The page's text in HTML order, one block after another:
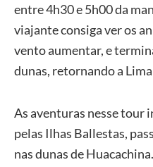
entre 4h30 e 5h00 da
viajante consiga ver os
vento aumentar, e
dunas, retornando a
As aventuras nesse tour
pelas Ilhas Ballestas,
nas dunas de Huacachina.